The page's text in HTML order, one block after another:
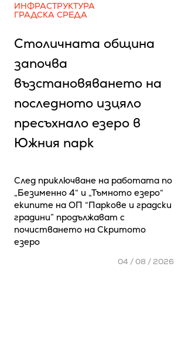
ИНФРАСТРУКТУРА
ГРАДСКА СРЕДА
Столичната община
започва
възстановяването на
последното изцяло
пресъхнало езеро в
Южния парк
След приключване на работата по
„Безименно 4“ и „Тъмното езеро“
екипите на ОП “Паркове и градски
градини” продължават с
почистването на Скритото
езеро
04 / 08 / 2026